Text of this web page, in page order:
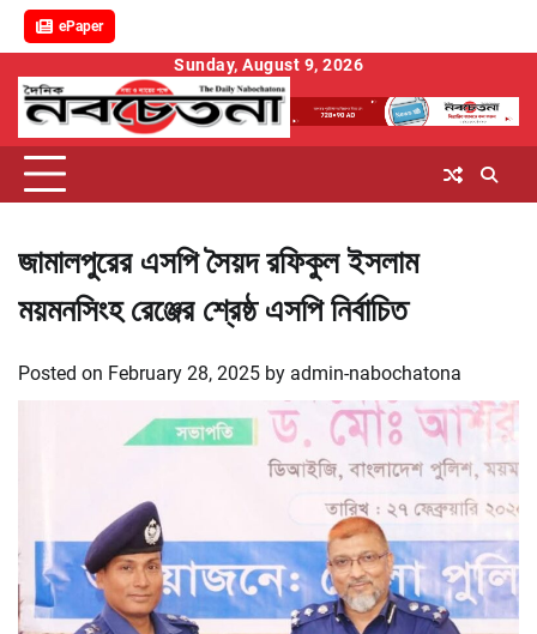
ePaper
content
Sunday, August 9, 2026
জামালপুরের এসপি সৈয়দ রফিকুল ইসলাম
ময়মনসিংহ রেঞ্জের শ্রেষ্ঠ এসপি নির্বাচিত
Posted on February 28, 2025 by admin-nabochatona